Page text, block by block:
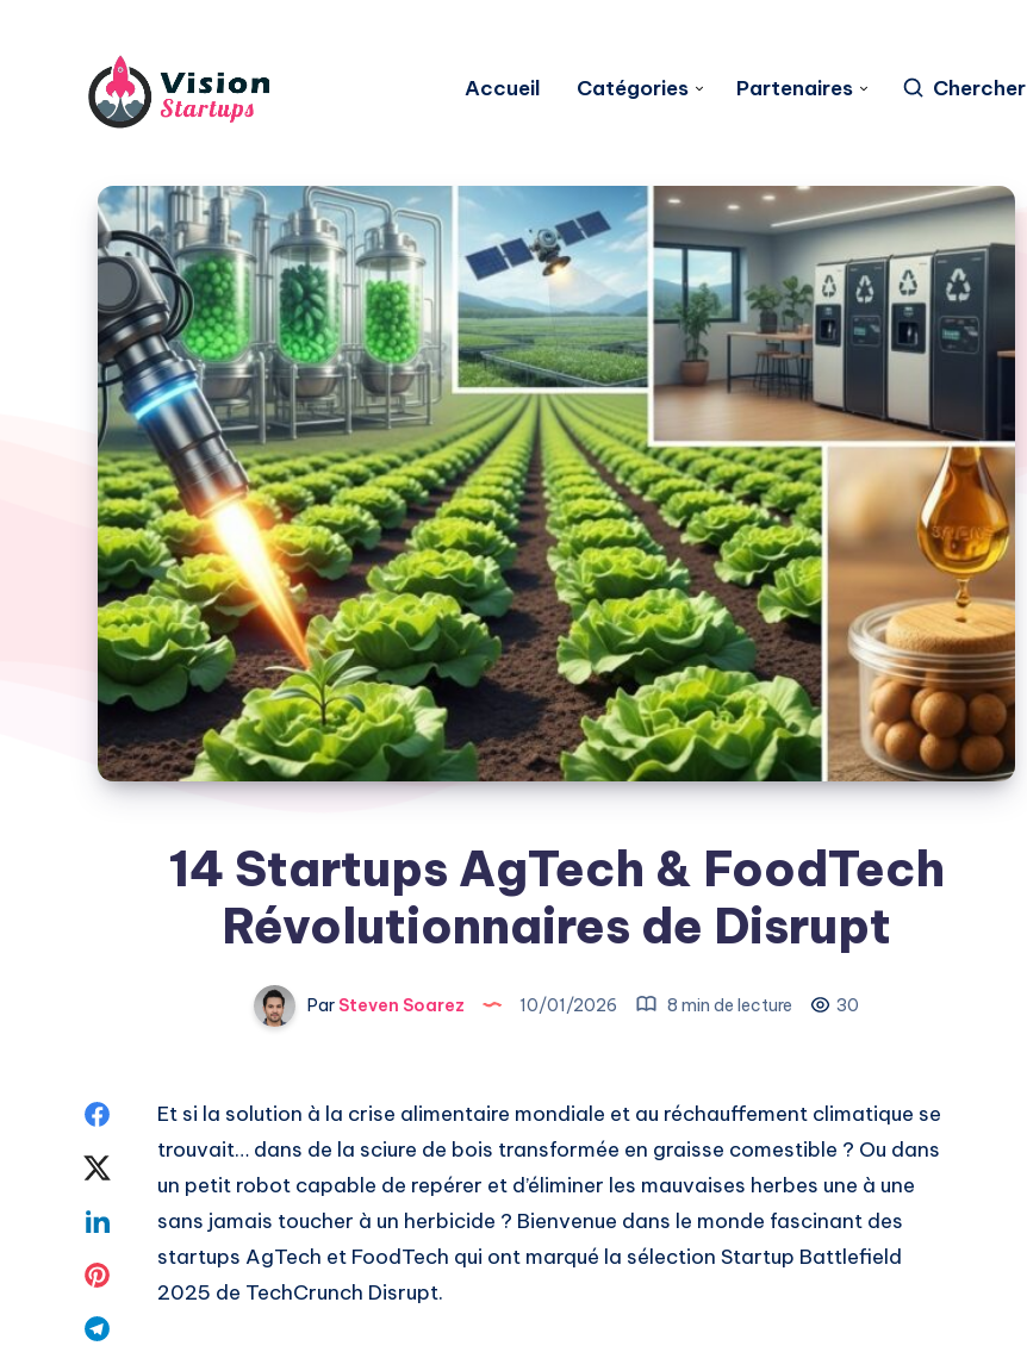
Accueil Catégories Partenaires Chercher
14 Startups AgTech & FoodTech
Révolutionnaires de Disrupt
Par Steven Soarez 10/01/2026 8 min de lecture 30
Share
Twitter
Share
Et si la solution à la crise alimentaire mondiale et au réchauffement climatique se
trouvait… dans de la sciure de bois transformée en graisse comestible ? Ou dans
un petit robot capable de repérer et d’éliminer les mauvaises herbes une à une
sans jamais toucher à un herbicide ? Bienvenue dans le monde fascinant des
startups AgTech et FoodTech qui ont marqué la sélection Startup Battlefield
2025 de TechCrunch Disrupt.